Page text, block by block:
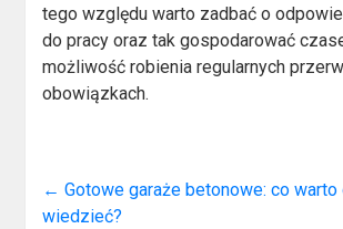
tego względu warto zadbać o
do pracy oraz tak gospodarować
możliwość robienia regularnych
obowiązkach.
← Gotowe garaże betonowe: co warto
wiedzieć?